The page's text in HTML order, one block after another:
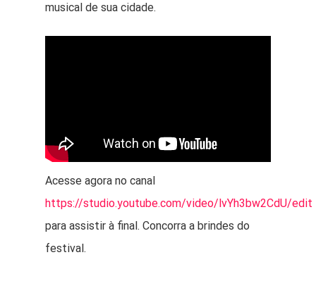
musical de sua cidade.
Acesse agora no canal
https://studio.youtube.com/video/lvYh3bw2CdU/edit
para assistir à final. Concorra a brindes do
festival.